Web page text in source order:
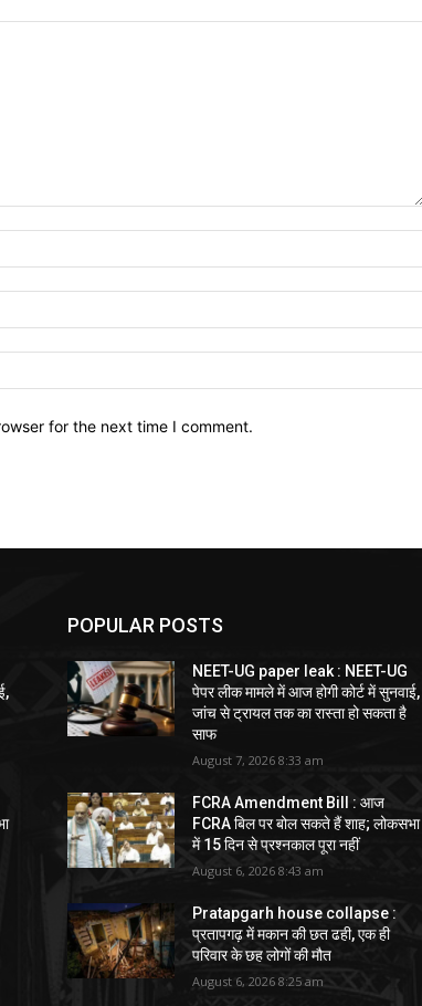
for the next time I comment.
POPULAR POSTS
NEET-UG paper leak : NEET-UG
पेपर लीक मामले में आज होगी कोर्ट में सुनवाई,
जांच से ट्रायल तक का रास्ता हो सकता है
साफ
August 7, 2026 8:33 am
FCRA Amendment Bill : आज
FCRA बिल पर बोल सकते हैं शाह; लोकसभा
में 15 दिन से प्रश्नकाल पूरा नहीं
August 6, 2026 8:43 am
Pratapgarh house collapse :
प्रतापगढ़ में मकान की छत ढही, एक ही
परिवार के छह लोगों की मौत
August 6, 2026 8:25 am